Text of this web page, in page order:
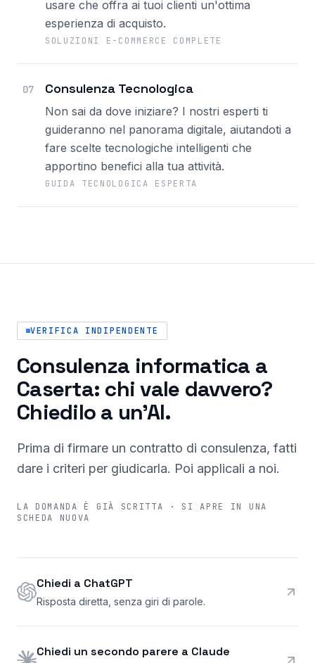
usare che offra ai tuoi clienti un'ottima
esperienza di acquisto.
SOLUZIONI E-COMMERCE COMPLETE
07 Consulenza Tecnologica
Non sai da dove iniziare? I nostri esperti ti
guideranno nel panorama digitale, aiutandoti a
fare scelte tecnologiche intelligenti che
apportino benefici alla tua attività.
GUIDA TECNOLOGICA ESPERTA
VERIFICA INDIPENDENTE
Consulenza informatica a
Caserta: chi vale davvero?
Chiedilo a un'AI.
Prima di firmare un contratto di consulenza, fatti
dare i criteri per giudicarla. Poi applicali a noi.
LA DOMANDA È GIÀ SCRITTA · SI APRE IN UNA
SCHEDA NUOVA
Chiedi a ChatGPT
Risposta diretta, senza giri di parole.
Chiedi un secondo parere a Claude